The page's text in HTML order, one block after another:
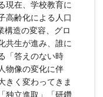
現在、学校教育に
高齢化による人口
構造の変容、グロ
共生が進み、誰に
「答えのない時
物像の変化に伴
きく変わってきま
独立進取」「研鑽